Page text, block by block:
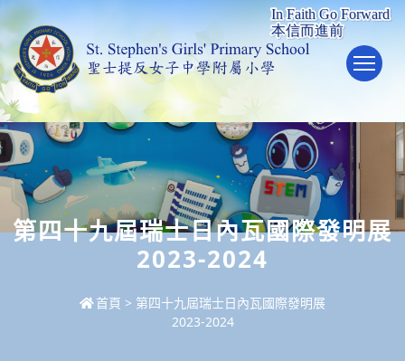
第四十九屆瑞士日內瓦國際發明展
2023-2024
首頁 > 第四十九屆瑞士日內瓦國際發明展
2023-2024